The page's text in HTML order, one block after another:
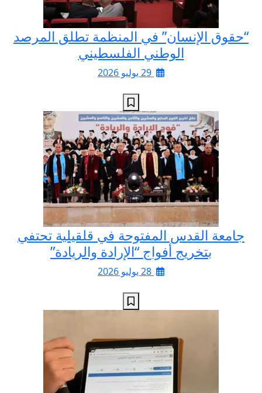
“حقوق الإنسان” في المنظمة تطلق المرصد
الوطني الفلسطيني
جامعة القدس المفتوحة في قلقيلية تحتفي
بتخريج أفواج “الإرادة والريادة”